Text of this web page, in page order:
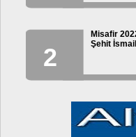
2
Misafir
Şehit